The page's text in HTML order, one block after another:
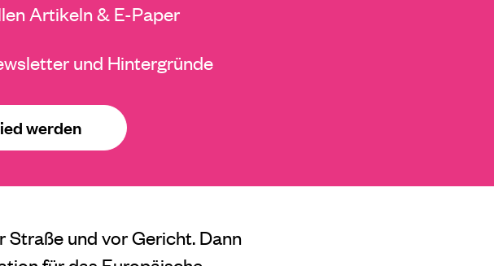
Artikeln & E-Paper
und Hintergründe
werden
und vor Gericht. Dann